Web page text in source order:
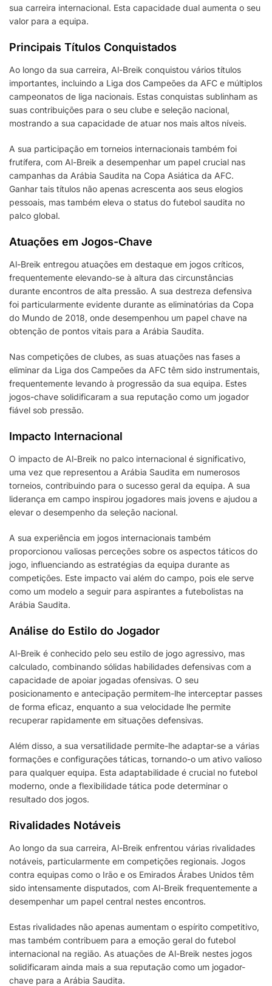
sua carreira internacional. Esta capacidade dual aumenta o seu
valor para a equipa.
Principais Títulos Conquistados
Ao longo da sua carreira, Al-Breik conquistou vários títulos
importantes, incluindo a Liga dos Campeões da AFC e múltiplos
campeonatos de liga nacionais. Estas conquistas sublinham as
suas contribuições para o seu clube e seleção nacional,
mostrando a sua capacidade de atuar nos mais altos níveis.
A sua participação em torneios internacionais também foi
frutífera, com Al-Breik a desempenhar um papel crucial nas
campanhas da Arábia Saudita na Copa Asiática da AFC.
Ganhar tais títulos não apenas acrescenta aos seus elogios
pessoais, mas também eleva o status do futebol saudita no
palco global.
Atuações em Jogos-Chave
Al-Breik entregou atuações em destaque em jogos críticos,
frequentemente elevando-se à altura das circunstâncias
durante encontros de alta pressão. A sua destreza defensiva
foi particularmente evidente durante as eliminatórias da Copa
do Mundo de 2018, onde desempenhou um papel chave na
obtenção de pontos vitais para a Arábia Saudita.
Nas competições de clubes, as suas atuações nas fases a
eliminar da Liga dos Campeões da AFC têm sido instrumentais,
frequentemente levando à progressão da sua equipa. Estes
jogos-chave solidificaram a sua reputação como um jogador
fiável sob pressão.
Impacto Internacional
O impacto de Al-Breik no palco internacional é significativo,
uma vez que representou a Arábia Saudita em numerosos
torneios, contribuindo para o sucesso geral da equipa. A sua
liderança em campo inspirou jogadores mais jovens e ajudou a
elevar o desempenho da seleção nacional.
A sua experiência em jogos internacionais também
proporcionou valiosas perceções sobre os aspectos táticos do
jogo, influenciando as estratégias da equipa durante as
competições. Este impacto vai além do campo, pois ele serve
como um modelo a seguir para aspirantes a futebolistas na
Arábia Saudita.
Análise do Estilo do Jogador
Al-Breik é conhecido pelo seu estilo de jogo agressivo, mas
calculado, combinando sólidas habilidades defensivas com a
capacidade de apoiar jogadas ofensivas. O seu
posicionamento e antecipação permitem-lhe interceptar passes
de forma eficaz, enquanto a sua velocidade lhe permite
recuperar rapidamente em situações defensivas.
Além disso, a sua versatilidade permite-lhe adaptar-se a várias
formações e configurações táticas, tornando-o um ativo valioso
para qualquer equipa. Esta adaptabilidade é crucial no futebol
moderno, onde a flexibilidade tática pode determinar o
resultado dos jogos.
Rivalidades Notáveis
Ao longo da sua carreira, Al-Breik enfrentou várias rivalidades
notáveis, particularmente em competições regionais. Jogos
contra equipas como o Irão e os Emirados Árabes Unidos têm
sido intensamente disputados, com Al-Breik frequentemente a
desempenhar um papel central nestes encontros.
Estas rivalidades não apenas aumentam o espírito competitivo,
mas também contribuem para a emoção geral do futebol
internacional na região. As atuações de Al-Breik nestes jogos
solidificaram ainda mais a sua reputação como um jogador-
chave para a Arábia Saudita.